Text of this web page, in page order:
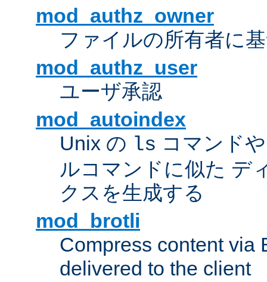
mod_authz_owner
ファイルの所有者に
mod_authz_user
ユーザ承認
mod_autoindex
Unix の ls コマンド
ルコマンドに似た デ
クスを生成する
mod_brotli
Compress content via
delivered to the client